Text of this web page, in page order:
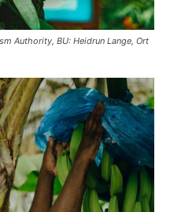
Authority, BU: Heidrun Lange, Ort